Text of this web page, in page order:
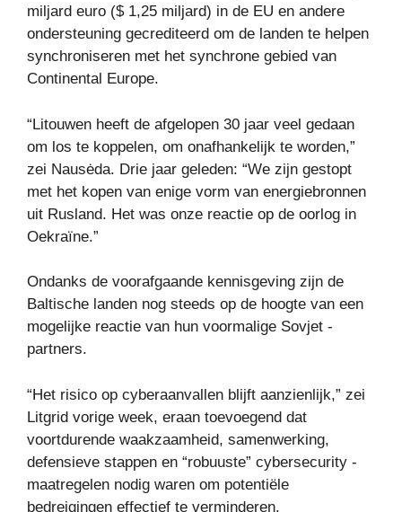
miljard euro ($ 1,25 miljard) in de EU en andere
ondersteuning gecrediteerd om de landen te helpen
synchroniseren met het synchrone gebied van
Continental Europe.
“Litouwen heeft de afgelopen 30 jaar veel gedaan
om los te koppelen, om onafhankelijk te worden,”
zei Nausėda. Drie jaar geleden: “We zijn gestopt
met het kopen van enige vorm van energiebronnen
uit Rusland. Het was onze reactie op de oorlog in
Oekraïne.”
Ondanks de voorafgaande kennisgeving zijn de
Baltische landen nog steeds op de hoogte van een
mogelijke reactie van hun voormalige Sovjet -
partners.
“Het risico op cyberaanvallen blijft aanzienlijk,” zei
Litgrid vorige week, eraan toevoegend dat
voortdurende waakzaamheid, samenwerking,
defensieve stappen en “robuuste” cybersecurity -
maatregelen nodig waren om potentiële
bedreigingen effectief te verminderen.